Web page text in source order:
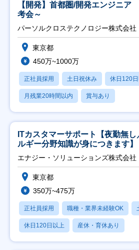
【開発】首都圏/開発エンジニ
考会～
パーソルクロステクノロジー株式会社
東京都
450万~1000万
正社員採用 土日祝休み 休日120
月残業20時間以内 賞与あり
ITカスタマーサポート【夜勤無
ルギー分野知識が身につきます】
エナジー・ソリューションズ株式会社
東京都
350万~475万
正社員採用 職種・業界未経験OK
休日120日以上 産休・育休あり